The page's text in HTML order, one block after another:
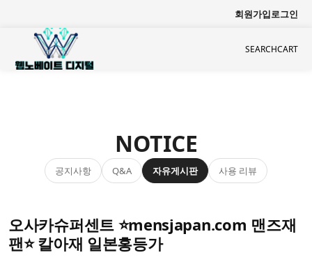
회원가입로그인
SEARCHCART
NOTICE
공지사항 Q&A 자유게시판 사용 리뷰
오사카슈퍼센트 ⭐mensjapan.com 맨즈재
팬⭐ 칼아재 일본홍등가